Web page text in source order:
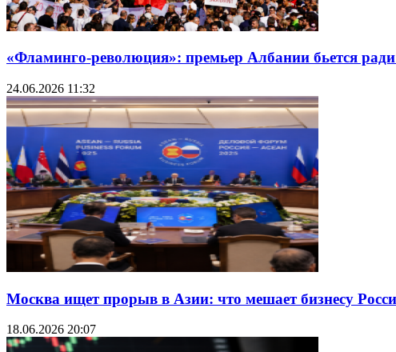
«Фламинго-революция»: премьер Албании бьется
24.06.2026 11:32
Москва ищет прорыв в Азии: что мешает бизнесу
18.06.2026 20:07